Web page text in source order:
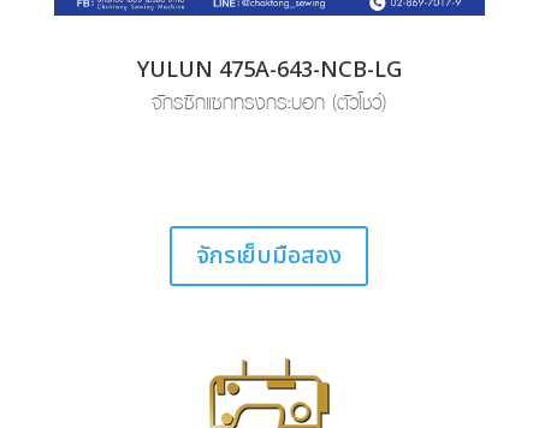
YULUN 475A-643-NCB-LG
จักรซิกแซกทรงกระบอก (ตัวโชว์)
จักรเย็บมือสอง